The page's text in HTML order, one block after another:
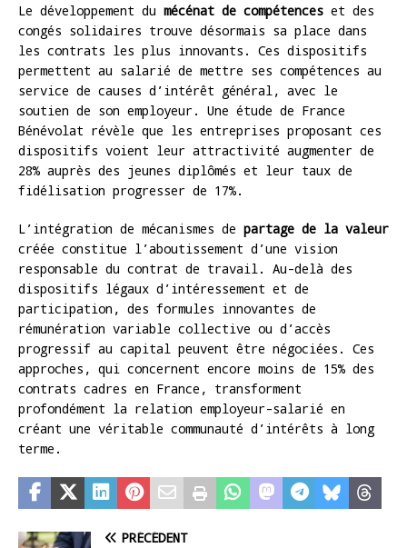
Le développement du mécénat de compétences et des
congés solidaires trouve désormais sa place dans
les contrats les plus innovants. Ces dispositifs
permettent au salarié de mettre ses compétences au
service de causes d’intérêt général, avec le
soutien de son employeur. Une étude de France
Bénévolat révèle que les entreprises proposant ces
dispositifs voient leur attractivité augmenter de
28% auprès des jeunes diplômés et leur taux de
fidélisation progresser de 17%.
L’intégration de mécanismes de partage de la valeur
créée constitue l’aboutissement d’une vision
responsable du contrat de travail. Au-delà des
dispositifs légaux d’intéressement et de
participation, des formules innovantes de
rémunération variable collective ou d’accès
progressif au capital peuvent être négociées. Ces
approches, qui concernent encore moins de 15% des
contrats cadres en France, transforment
profondément la relation employeur-salarié en
créant une véritable communauté d’intérêts à long
terme.
PRÉCÉDENT